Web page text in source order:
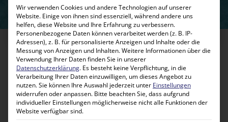
Cook Island
Urlaub Cook Island – Exklusive Reisen zu den
schönsten Paradiesen
Zu den Reisen
Entdecken Sie den Reichtum der
Wir verwenden Cookies und andere Technologien auf unserer
Website. Einige von ihnen sind essenziell, während andere uns
helfen, diese Website und Ihre Erfahrung zu verbessern.
Personenbezogene Daten können verarbeitet werden (z. B. IP-
Adressen), z. B. für personalisierte Anzeigen und Inhalte oder die
Messung von Anzeigen und Inhalten.Weitere Informationen über die
Verwendung Ihrer Daten finden Sie in unserer
Datenschutzerklärung. Es besteht keine Verpflichtung, in die
Verarbeitung Ihrer Daten einzuwilligen, um dieses Angebot zu
nutzen.Sie können Ihre Auswahl jederzeit unter Einstellungen
widerrufen oder anpassen. Bitte beachten Sie, dass aufgrund
individueller Einstellungen möglicherweise nicht alle Funktionen der
Website verfügbar sind.